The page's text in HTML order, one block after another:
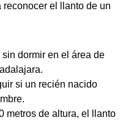
el llanto de un
dormir en el área de
si un recién nacido
metros de altura, el llanto